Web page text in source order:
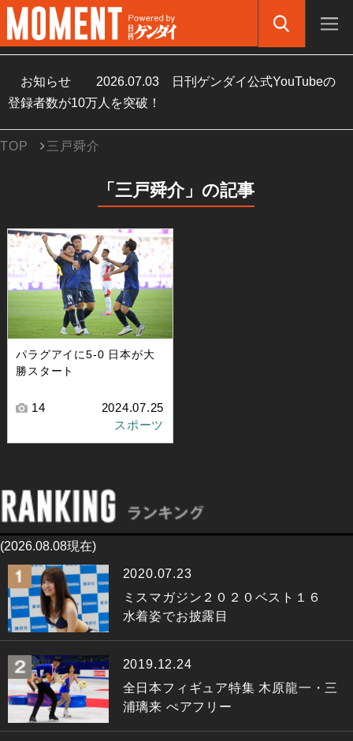
お知らせ 2026.07.03
日刊ゲンダイ公式YouTubeの
登録者数が10万人を突破！
TOP 三戸舜介
「三戸舜介」の記事
パラグアイに5‐0 日本が大
勝スタート
14
2024.07.25
スポーツ
(2026.08.08現在)
2020.07.23
ミスマガジン２０２０ベスト１６
水着姿でお披露目
2019.12.24
全日本フィギュア特集 木原龍一・三
浦璃来 ぺアフリー